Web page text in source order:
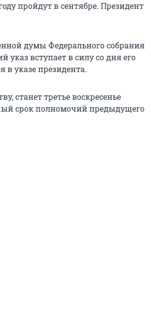
пройдут в сентябре. Президент
думы Федерального собрания
указ вступает в силу со дня его
в указе президента.
станет третье воскресенье
срок полномочий предыдущего